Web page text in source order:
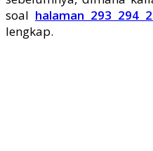
soal halaman 293 294
lengkap.